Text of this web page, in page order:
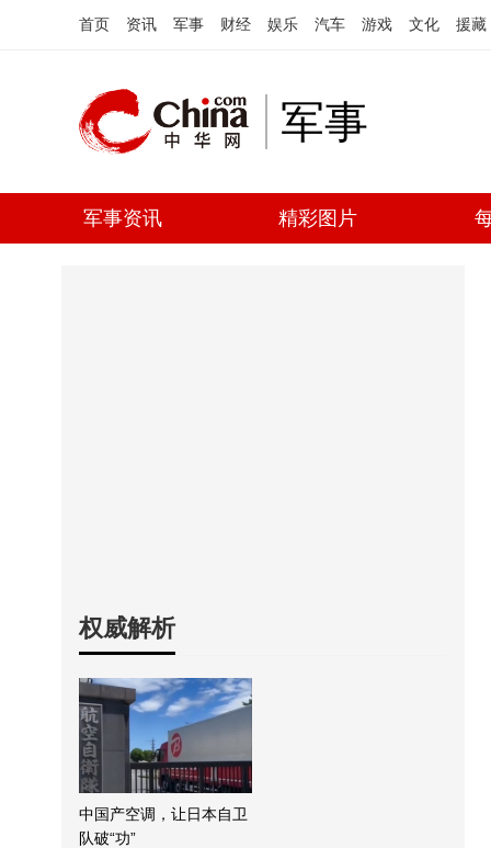
首页 资讯 军事 财经 娱乐 汽车 游戏 文化 援藏
军事
军事资讯 精彩图片
权威解析
中国产空调，让日本自卫
队破“功”